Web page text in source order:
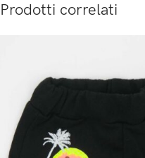
Prodotti correlati